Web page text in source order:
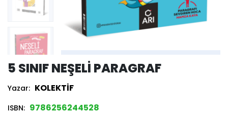
5 SINIF NEŞELI PARAGRAF
Yazar: KOLEKTİF
ISBN: 9786256244528